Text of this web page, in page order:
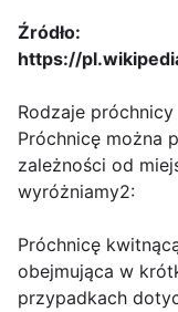
Źródło:
https://
Rodzaje próchnicy
Próchnicę można
zależności od
wyróżniamy2:
Próchnicę
obejmująca w
przypadkach